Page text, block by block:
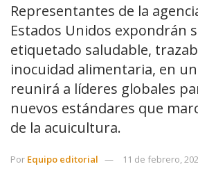
Representantes de la
Estados Unidos expondrán
etiquetado saludable,
inocuidad alimentaria, en
reunirá a líderes globales
nuevos estándares que
de la acuicultura.
Por Equipo editorial 11 de febrero,